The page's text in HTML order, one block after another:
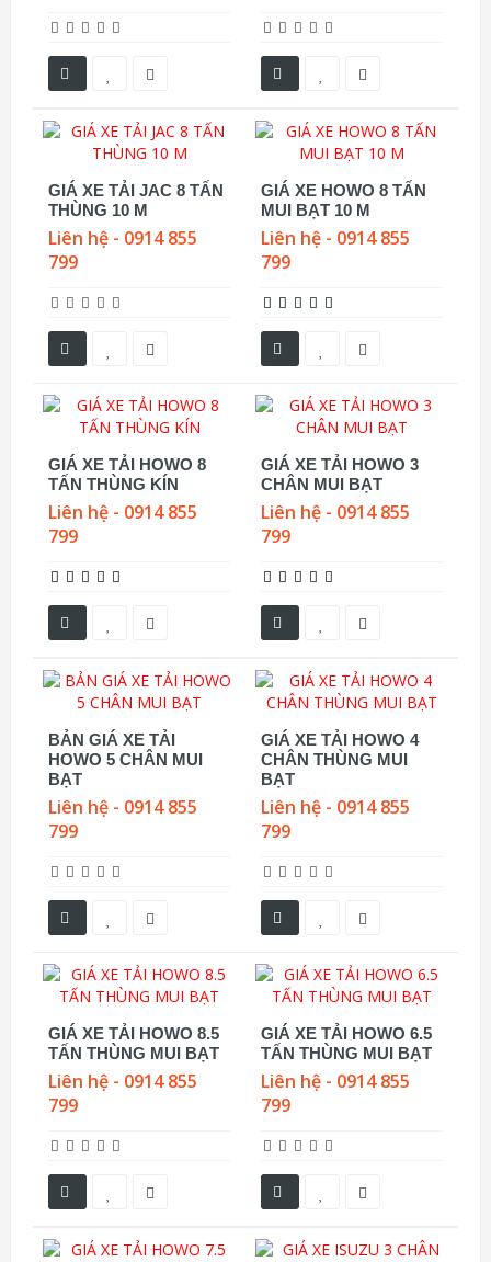
GIÁ XE TẢI JAC 8 TẤN
THÙNG 10 M
Liên hệ - 0914 855
799
GIÁ XE HOWO 8 TẤN
MUI BẠT 10 M
Liên hệ - 0914 855
799
GIÁ XE TẢI HOWO 8
TẤN THÙNG KÍN
Liên hệ - 0914 855
799
GIÁ XE TẢI HOWO 3
CHÂN MUI BẠT
Liên hệ - 0914 855
799
BẢN GIÁ XE TẢI
HOWO 5 CHÂN MUI
BẠT
Liên hệ - 0914 855
799
GIÁ XE TẢI HOWO 4
CHÂN THÙNG MUI
BẠT
Liên hệ - 0914 855
799
GIÁ XE TẢI HOWO 8.5
TẤN THÙNG MUI BẠT
Liên hệ - 0914 855
799
GIÁ XE TẢI HOWO 6.5
TẤN THÙNG MUI BẠT
Liên hệ - 0914 855
799